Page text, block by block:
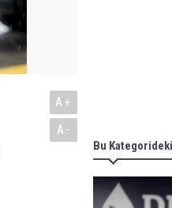
A+
A-
Bu